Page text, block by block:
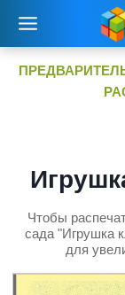
содержимому
Чтобы
сада "Игрушка
для